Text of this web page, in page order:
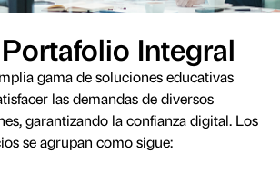
Integral
gama de soluciones educativas
las demandas de diversos
garantizando la confianza digital. Los
se agrupan como sigue: